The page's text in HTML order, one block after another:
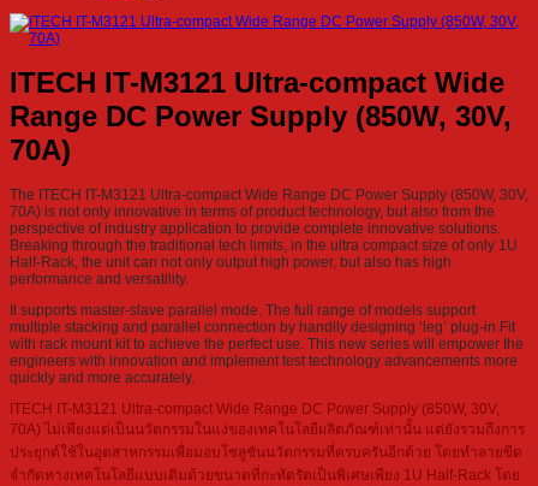
ITECH IT-M3121 Ultra-compact Wide
Range DC Power Supply (850W, 30V,
70A)
The ITECH IT-M3121 Ultra-compact Wide Range DC Power Supply (850W, 30V,
70A) is not only innovative in terms of product technology, but also from the
perspective of industry application to provide complete innovative solutions.
Breaking through the traditional tech limits, in the ultra compact size of only 1U
Half-Rack, the unit can not only output high power, but also has high
performance and versatility.
It supports master-slave parallel mode. The full range of models support
multiple stacking and parallel connection by handily designing ‘leg’ plug-in.Fit
with rack mount kit to achieve the perfect use. This new series will empower the
engineers with innovation and implement test technology advancements more
quickly and more accurately.
ITECH IT-M3121 Ultra-compact Wide Range DC Power Supply (850W, 30V,
70A) ไม่เพียงแต่เป็นนวัตกรรมในแง่ของเทคโนโลยีผลิตภัณฑ์เท่านั้น แต่ยังรวมถึงการ
ประยุกต์ใช้ในอุตสาหกรรมเพื่อมอบโซลูชันนวัตกรรมที่ครบครันอีกด้วย โดยทำลายขีด
จำกัดทางเทคโนโลยีแบบเดิมด้วยขนาดที่กะทัดรัดเป็นพิเศษเพียง 1U Half-Rack โดย